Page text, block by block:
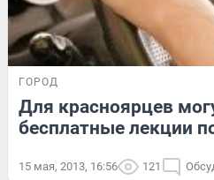
ГОРОД
Для красноярцев
бесплатные лекции
15 мая, 2013, 16:56 121